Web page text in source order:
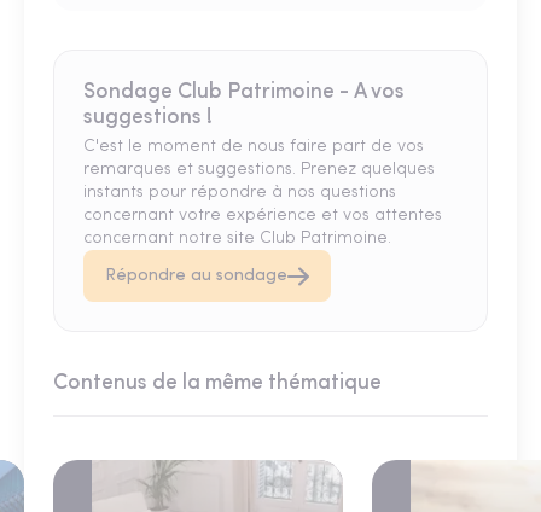
Sondage Club Patrimoine - A vos
suggestions !
C'est le moment de nous faire part de vos
remarques et suggestions. Prenez quelques
instants pour répondre à nos questions
concernant votre expérience et vos attentes
concernant notre site Club Patrimoine.
Répondre au sondage
Contenus de la même thématique